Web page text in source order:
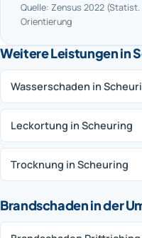
Quelle: Zensus 2022 (Statist.
Orientierung
Weitere Leistungen in
Wasserschaden in
Leckortung in Scheuring
Trocknung in Scheuring
Brandschaden in der